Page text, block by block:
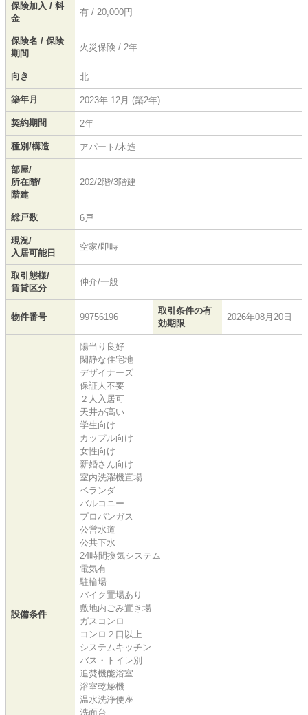
保険加入 / 料
金
有 / 20,000円
保険名 / 保険
期間
火災保険 / 2年
向き 北
築年月 2023年 12月 (築2年)
契約期間 2年
種別/構造 アパート/木造
部屋/
所在階/
階建
202/2階/3階建
総戸数 6戸
現況/
入居可能日
空家/即時
取引態様/
賃貸区分
仲介/一般
物件番号 99756196
取引条件の有
効期限
2026年08月20日
設備条件
陽当り良好
閑静な住宅地
デザイナーズ
保証人不要
２人入居可
天井が高い
学生向け
カップル向け
女性向け
新婚さん向け
室内洗濯機置場
ベランダ
バルコニー
プロパンガス
公営水道
公共下水
24時間換気システム
電気有
駐輪場
バイク置場あり
敷地内ごみ置き場
ガスコンロ
コンロ２口以上
システムキッチン
バス・トイレ別
追焚機能浴室
浴室乾燥機
温水洗浄便座
洗面台